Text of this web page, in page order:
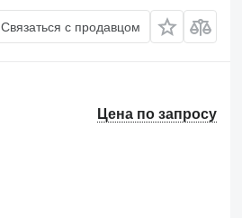
Связаться с продавцом
Цена по запросу